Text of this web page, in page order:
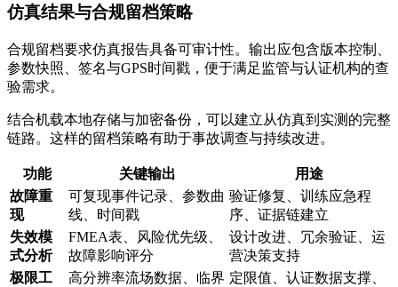
仿真结果与合规留档策略
合规留档要求仿真报告具备可审计性。输出应包含版本控制、
参数快照、签名与GPS时间戳，便于满足监管与认证机构的查
验需求。
结合机载本地存储与加密备份，可以建立从仿真到实测的完整
链路。这样的留档策略有助于事故调查与持续改进。
功能 关键输出
用途
故障重
现
可复现事件记录、参数曲
线、时间戳
验证修复、训练应急程
序、证据链建立
失效模
式分析
FMEA表、风险优先级、
故障影响评分
设计改进、冗余验证、运
营决策支持
极限工
高分辨率流场数据、临界 定限值、认证数据支撑、